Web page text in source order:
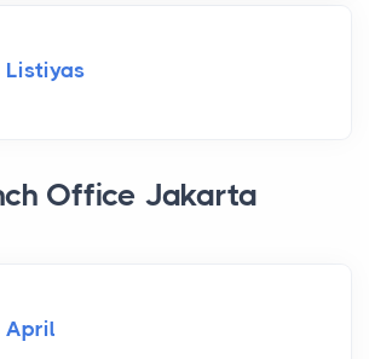
Listiyas
Office Jakarta
April